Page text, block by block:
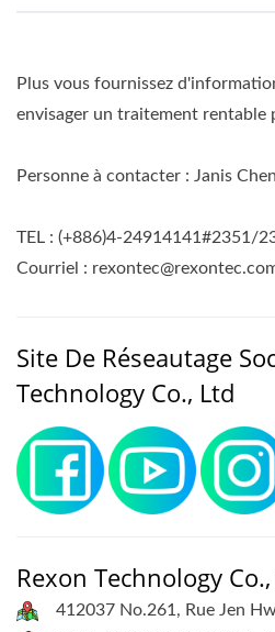
Plus vous fournissez
envisager un traitement rentable
Personne à contacter : Janis Chen
TEL : (+886)4-24914141#2351/
Courriel :
Site De Réseautage
Technology Co., Ltd
Rexon Technology
412037 No.261, Rue Jen